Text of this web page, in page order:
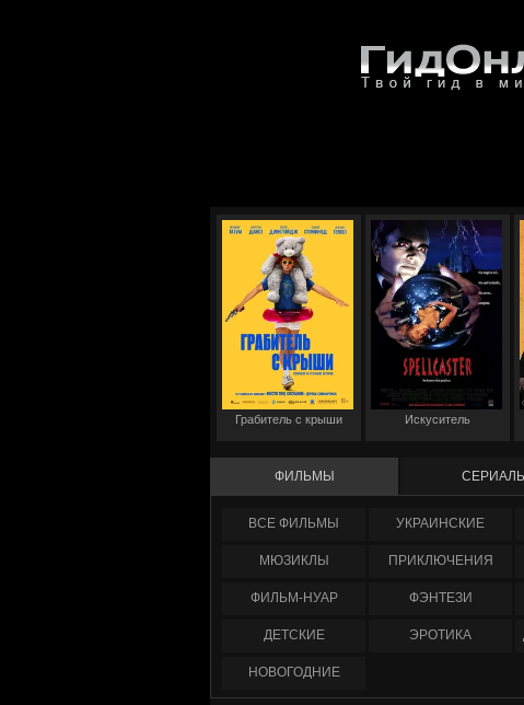
Грабитель с крыши Искуситель
ФИЛЬМЫ СЕРИАЛЫ
ФИЛЬМЫ УКРАИНCКИЕ
МЮЗИКЛЫ ПРИКЛЮЧЕНИЯ
ФИЛЬМ-НУАР ФЭНТЕЗИ
ДЕТСКИЕ ЭРОТИКА
НОВОГОДНИЕ